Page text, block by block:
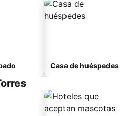
Casa de huéspedes